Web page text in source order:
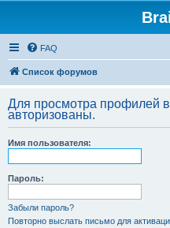
FAQ
Список форумов
Для просмотра профилей
авторизованы.
Имя пользователя:
Пароль:
Забыли пароль?
Повторно выслать письмо для